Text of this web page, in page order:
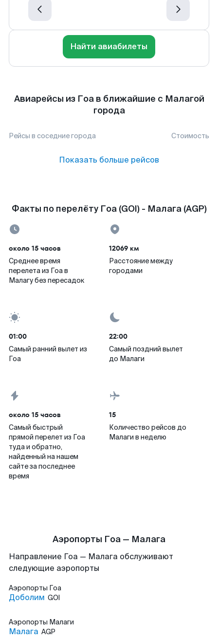
Найти авиабилеты
Авиарейсы из Гоа в ближайшие с Малагой
города
Рейсы в соседние города Стоимость
Показать больше рейсов
Факты по перелёту Гоа (GOI) - Малага (AGP)
около 15 часов
Среднее время
перелета из Гоа в
Малагу без пересадок
12069 км
Расстояние между
городами
01:00
Самый ранний вылет из
Гоа
22:00
Самый поздний вылет
до Малаги
около 15 часов
Самый быстрый
прямой перелет из Гоа
туда и обратно,
найденный на нашем
сайте за последнее
время
15
Количество рейсов до
Малаги в неделю
Аэропорты Гоа — Малага
Направление Гоа — Малага обслуживают
следующие аэропорты
Аэропорты Гоа
Доболим GOI
Аэропорты Малаги
Малага AGP